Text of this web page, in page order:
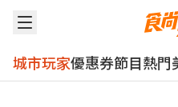
城市玩家優惠券節目熱門